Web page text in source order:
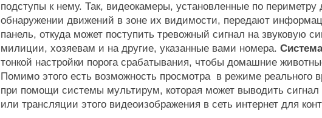
подступы к нему. Так, видеокамеры, установленные по
обнаружении движений в зоне их видимости, передают
панель, откуда может поступить тревожный сигнал на звуковую
милиции, хозяевам и на другие, указанные вами номера.
тонкой настройки порога срабатывания, чтобы домашние
Помимо этого есть возможность просмотра в режиме реального
при помощи системы мультирум, которая может выводить
или трансляции этого видеоизображения в сеть интернет для